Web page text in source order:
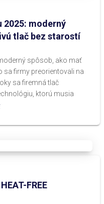
2025: moderný
tlač bez starostí
spôsob, ako mať
sa firmy preorientovali na
sa firemná tlač
ktorú musia
FREE